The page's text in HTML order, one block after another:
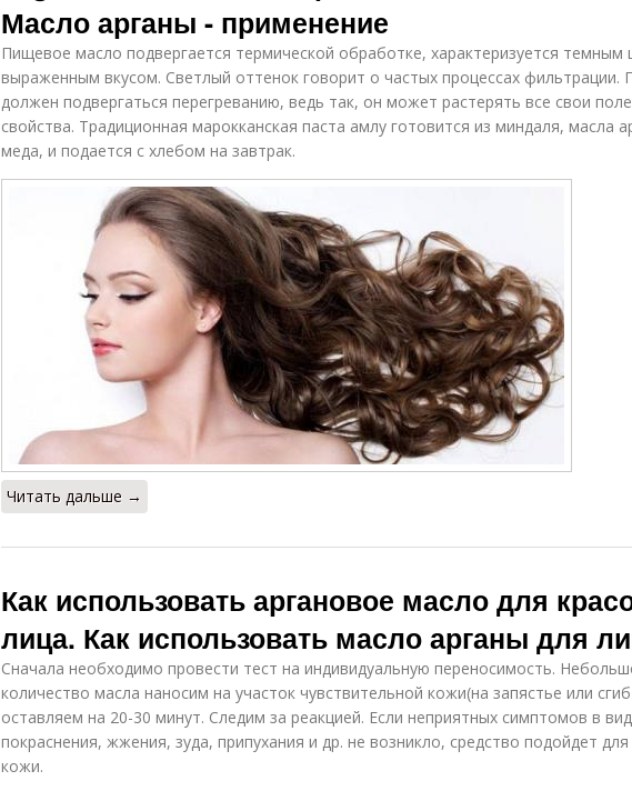
Масло арганы - применение
Пищевое масло подвергается термической обработке, характеризуется темным
выраженным вкусом. Светлый оттенок говорит о частых процессах фильтрации.
должен подвергаться перегреванию, ведь так, он может растерять все свои
свойства. Традиционная марокканская паста амлу готовится из миндаля, масла
меда, и подается с хлебом на завтрак.
Читать дальше →
Как использовать аргановое масло для
лица. Как использовать масло арганы для
Сначала необходимо провести тест на индивидуальную переносимость.
количество масла наносим на участок чувствительной кожи(на запястье или
оставляем на 20-30 минут. Следим за реакцией. Если неприятных симптомов в
покраснения, жжения, зуда, припухания и др. не возникло, средство подойдет
кожи.